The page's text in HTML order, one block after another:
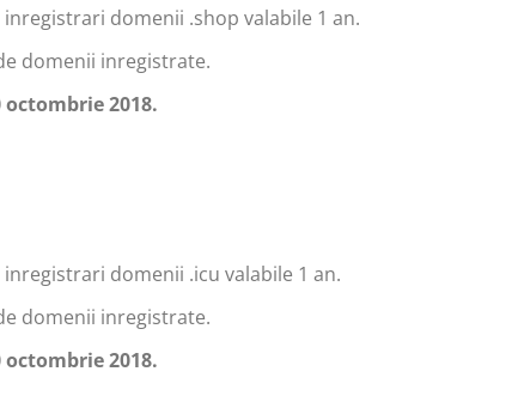
domenii .shop valabile 1 an.
domenii inregistrate.
octombrie 2018.
domenii .icu valabile 1 an.
domenii inregistrate.
octombrie 2018.